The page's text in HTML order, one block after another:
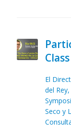
El
del
Seco y